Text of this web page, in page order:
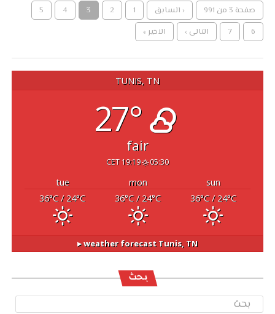
صفحة 3 من 991 ‹ السابق 1
2
3
4
5
6
7 التالى › الاخير »
TUNIS, TN
27°
fair
05:30
19:19 CET
sun
mon
tue
36°C/ 24°C
36°C/ 24°C
36°C/ 24°C
Tunis, TN
بحث